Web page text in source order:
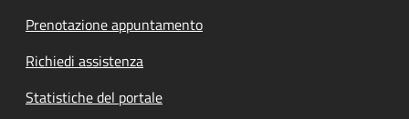
Prenotazione appuntamento
Richiedi assistenza
Statistiche del portale